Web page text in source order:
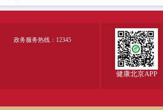
政务服务热线：12345
健康北京APP